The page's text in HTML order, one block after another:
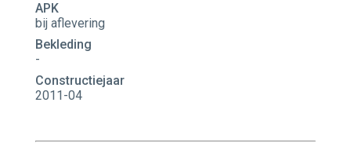
APK
bij aflevering
Bekleding
-
Constructiejaar
2011-04